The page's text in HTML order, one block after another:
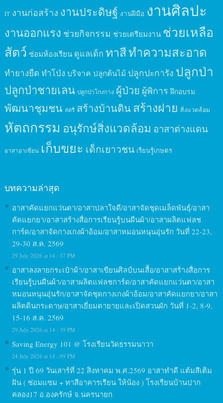
IT งานก่อสร้าง งานประดิษฐ์ งานฝีมือ งานศิลปะ
งานออกแรง ช่วยกิจกรรม ช่วยเตรียมงาน ช่วยเหลือ
สัตว์ ซ่อมห้องเรียน ดูแลเด็ก ทาสีทำความสะอาด
ทำยางยืด ทำโป่ง บริจาค ปลูกต้นไม้ ปลูกปะการัง ปลูกป่า
ปลูกป่าชายเลน ปลูกป่าโกงกาง ผู้ป่วย ผู้พิการ ฝึกอบรม
พัฒนาชุมชน สตรี สร้างบ้านดินสร้างฝาย สิ่งแวดล้อม
หัตถกรรม อนุรักษ์สิ่งแวดล้อม อาสาต่างแดน
อาสาอาเซียน เก็บขยะ เด็กเยาวชน เรียนรู้เกษตร
บทความล่าสุด
อาสาคัดแยกแว่นตา/อาสาปลาใจดี/อาสาจัดชุดเมล็ดพันธุ์/อาสา
คัดแยกยา/อาสาสร้างสื่อการเรียนรู้บนผืนผ้า/อาสาผลิตแฟลช
การ์ด/อาสาจัดกางเกงผ้าอ้อม/อาสาหมอนหนุนอุ่นรัก วันที่ 22-23,
29-30 ส.ค. 2569
29 July 2026 at 14 : 37 PM
อาสาลงลายกระเป๋าผ้า/อาสาเขียนศิลป์บนเสื้อ/อาสาสร้างสื่อการ
เรียนรู้บนผืนผ้า/อาสาผลิตแฟลชการ์ด/อาสาคัดแยกแว่นตา/อาสา
หมอนหนุนอุ่นรัก/อาสาจัดชุดกางเกงผ้าอ้อม/อาสาคัดแยกยา/อาสา
ผลิตดินกระดาษ/อาสาเยี่ยมตายายและเปิดสวนผัก วันที่ 1-2, 8-9,
15-16 ส.ค. 2569
29 July 2026 at 14 : 39 PM
Saving Energy 101 @ โรงเรียนวัดธรรมนาวา
24 July 2026 at 14 : 09 PM
รุ่น 1 ปี 69 วันเสาร์ที่ 22 สิงหาคม พ.ศ.2569 อาสาทำดี แต้มสีเติม
ฝัน ( ซ่อมแซม + ทาสีอาคารเรียน ให้น้อง ) โรงเรียนบ้านปาก
คลอง17 อ.องครักษ์ จ.นครนายก